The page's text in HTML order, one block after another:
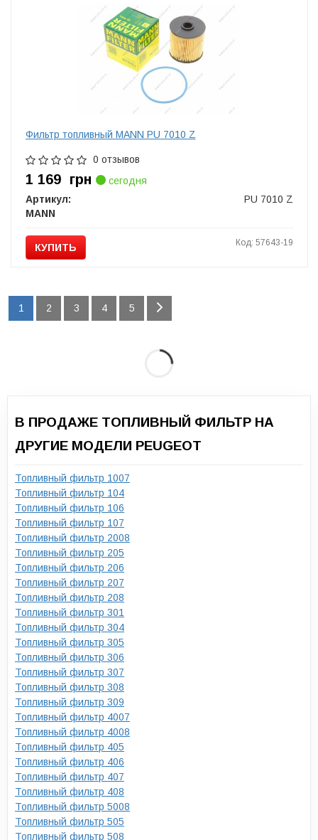
Фильтр топливный MANN PU 7010 Z
0 отзывов
1 169 грн
сегодня
Артикул:
PU 7010 Z
MANN
КУПИТЬ Код: 57643-19
1 2 3 4 5
В ПРОДАЖЕ ТОПЛИВНЫЙ ФИЛЬТР НА
ДРУГИЕ МОДЕЛИ PEUGEOT
Топливный фильтр 1007
Топливный фильтр 104
Топливный фильтр 106
Топливный фильтр 107
Топливный фильтр 2008
Топливный фильтр 205
Топливный фильтр 206
Топливный фильтр 207
Топливный фильтр 208
Топливный фильтр 301
Топливный фильтр 304
Топливный фильтр 305
Топливный фильтр 306
Топливный фильтр 307
Топливный фильтр 308
Топливный фильтр 309
Топливный фильтр 4007
Топливный фильтр 4008
Топливный фильтр 405
Топливный фильтр 406
Топливный фильтр 407
Топливный фильтр 408
Топливный фильтр 5008
Топливный фильтр 505
Топливный фильтр 508